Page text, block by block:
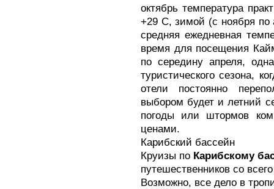
октябрь температура
+29 C, зимой (с ноября по
средняя ежедневная
время для посещения
по середину апреля,
туристического сезона,
отели постоянно
выбором будет и летний
погоды или штормов
ценами.
Карибский бассейн
Круизы по Карибскому
путешественников со
Возможно, все дело в